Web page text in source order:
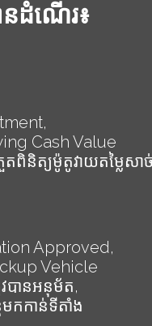
ដំណើរ៖
Cash Value
តពិនិត្យម៉ូតូវាយតម្លៃសា
Approved,
Vehicle
បានអនុម័ត,
កកាន់ទីតាំង